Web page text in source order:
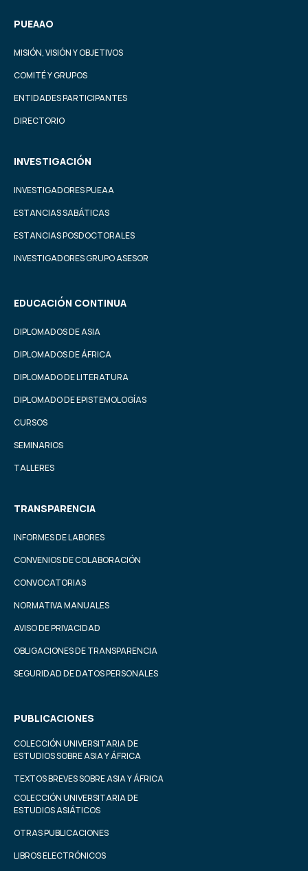
PUEAAO
MISIÓN, VISIÓN Y OBJETIVOS
COMITÉ Y GRUPOS
ENTIDADES PARTICIPANTES
DIRECTORIO
INVESTIGACIÓN
INVESTIGADORES PUEAA
ESTANCIAS SABÁTICAS
ESTANCIAS POSDOCTORALES
INVESTIGADORES GRUPO ASESOR
EDUCACIÓN CONTINUA
DIPLOMADOS DE ASIA
DIPLOMADOS DE ÁFRICA
DIPLOMADO DE LITERATURA
DIPLOMADO DE EPISTEMOLOGÍAS
CURSOS
SEMINARIOS
TALLERES
TRANSPARENCIA
INFORMES DE LABORES
CONVENIOS DE COLABORACIÓN
CONVOCATORIAS
NORMATIVA MANUALES
AVISO DE PRIVACIDAD
OBLIGACIONES DE TRANSPARENCIA
SEGURIDAD DE DATOS PERSONALES
PUBLICACIONES
COLECCIÓN UNIVERSITARIA DE
ESTUDIOS SOBRE ASIA Y ÁFRICA
TEXTOS BREVES SOBRE ASIA Y ÁFRICA
COLECCIÓN UNIVERSITARIA DE
ESTUDIOS ASIÁTICOS
OTRAS PUBLICACIONES
LIBROS ELECTRÓNICOS